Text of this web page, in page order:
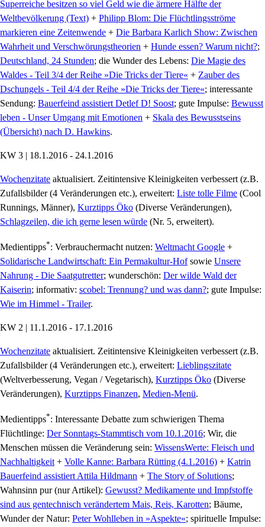
Superreiche besitzen so viel Geld wie die ärmere Hälfte der
Weltbevölkerung (Text) + Philipp Blom: Die Flüchtlingsströme
markieren eine Zeitenwende + Die Barbara Karlich Show: Zwischen
Wahrheit und Verschwörungstheorien + Hunde essen? Warum nicht?;
Deutschland, 24 Stunden; die Wunder des Lebens: Die Magie des
Waldes - Teil 3/4 der Reihe »Die Tricks der Tiere« + Zauber des
Dschungels - Teil 4/4 der Reihe »Die Tricks der Tiere«; interessante
Sendung: Bauerfeind assistiert Detlef D! Soost; gute Impulse: Bewusst
leben - Unser Umgang mit Emotionen + Skala des Bewusstseins
(Übersicht) nach D. Hawkins.
KW 3 | 18.1.2016 - 24.1.2016
Wochenzitate aktualisiert. Zeitintensive Kleinigkeiten verbessert (z.B.
Zufallsbilder (4 Veränderungen etc.), erweitert: Liste tolle Filme (Cool
Runnings, Männer), Kurztipps Öko (Diverse Veränderungen),
Schlagzeilen, die ich gerne lesen würde (Nr. 5, erweitert).
Medientipps*: Verbrauchermacht nutzen: Weltmacht Google +
Solidarische Landwirtschaft: Ein Permakultur-Hofsowie Unsere
Nahrung - Die Saatgutretter; wunderschön: Der wilde Wald der
Kaiserin; informativ: scobel: Trennung? und was dann?; gute Impulse:
Wie im Himmel - Trailer.
KW 2 | 11.1.2016 - 17.1.2016
Wochenzitate aktualisiert. Zeitintensive Kleinigkeiten verbessert (z.B.
Zufallsbilder (4 Veränderungen etc.), erweitert: Lieblingszitate
(Weltverbesserung, Vegan / Vegetarisch), Kurztipps Öko (Diverse
Veränderungen), Kurztipps Finanzen, Medien-Menü.
Medientipps*: Interessante Debatte zum schwierigen Thema
Flüchtlinge: Der Sonntags-Stammtisch vom 10.1.2016; Wir, die
Menschen müssen die Veränderung sein: WissensWerte: Fleisch und
Nachhaltigkeit + Volle Kanne: Barbara Rütting (4.1.2016) + Katrin
Bauerfeind assistiert Attila Hildmann + The Story of Solutions;
Wahnsinn pur (nur Artikel): Gewusst? Medikamente und Impfstoffe
sind aus gentechnisch verändertem Mais, Reis, Karotten; Bäume,
Wunder der Natur: Peter Wohlleben in »Aspekte«; spirituelle Impulse: